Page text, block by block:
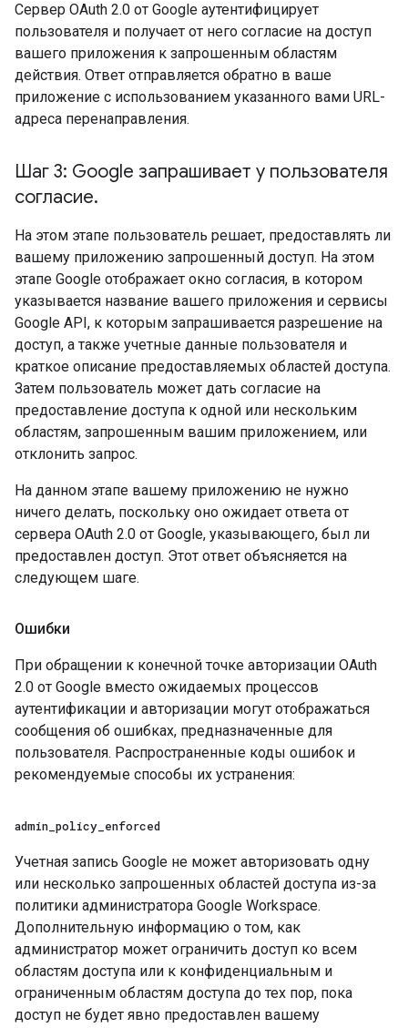
Сервер OAuth 2.0 от Google аутентифицирует
пользователя и получает от него согласие на доступ
вашего приложения к запрошенным областям
действия. Ответ отправляется обратно в ваше
приложение с использованием указанного вами URL-
адреса перенаправления.
Шаг 3: Google запрашивает у пользователя
согласие.
На этом этапе пользователь решает, предоставлять ли
вашему приложению запрошенный доступ. На этом
этапе Google отображает окно согласия, в котором
указывается название вашего приложения и сервисы
Google API, к которым запрашивается разрешение на
доступ, а также учетные данные пользователя и
краткое описание предоставляемых областей доступа.
Затем пользователь может дать согласие на
предоставление доступа к одной или нескольким
областям, запрошенным вашим приложением, или
отклонить запрос.
На данном этапе вашему приложению не нужно
ничего делать, поскольку оно ожидает ответа от
сервера OAuth 2.0 от Google, указывающего, был ли
предоставлен доступ. Этот ответ объясняется на
следующем шаге.
Ошибки
При обращении к конечной точке авторизации OAuth
2.0 от Google вместо ожидаемых процессов
аутентификации и авторизации могут отображаться
сообщения об ошибках, предназначенные для
пользователя. Распространенные коды ошибок и
рекомендуемые способы их устранения:
admin policy enforced
Учетная запись Google не может авторизовать одну
или несколько запрошенных областей доступа из-за
политики администратора Google Workspace.
Дополнительную информацию о том, как
администратор может ограничить доступ ко всем
областям доступа или к конфиденциальным и
ограниченным областям доступа до тех пор, пока
доступ не будет явно предоставлен вашему